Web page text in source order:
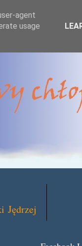
Jędrzej
agent
usage